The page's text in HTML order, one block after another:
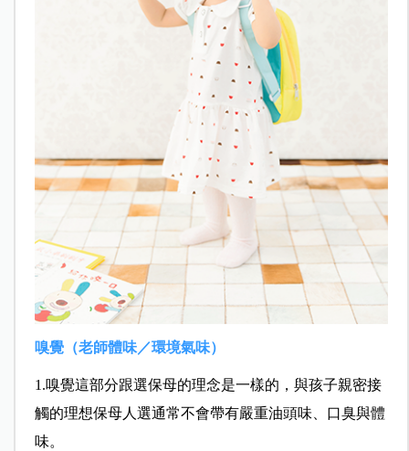
嗅覺（老師體味／環境氣味）
1.嗅覺這部分跟選保母的理念是一樣的，與孩子親密接
觸的理想保母人選通常不會帶有嚴重油頭味、口臭與體
味。